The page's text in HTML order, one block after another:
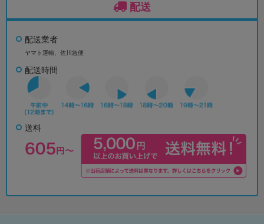
配送
配送業者
ヤマト運輸、佐川急便
配送時間
送料